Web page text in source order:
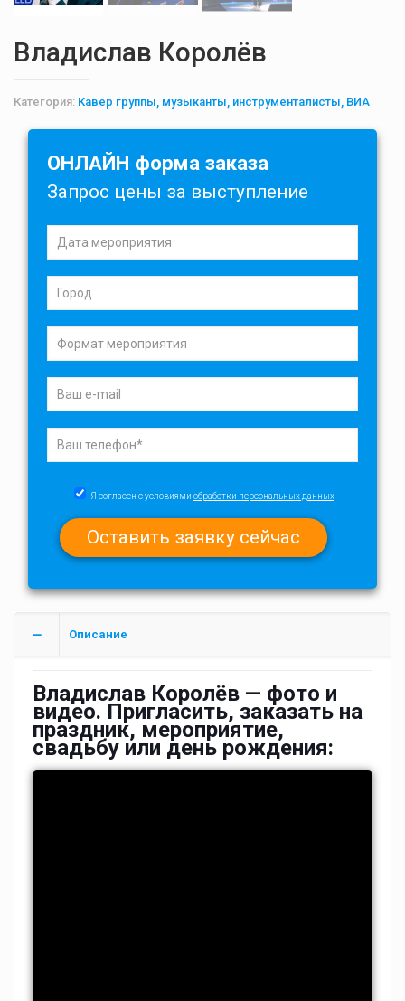
Владислав Королёв
Категория: Кавер группы, музыканты, инструменталисты, ВИА
ОНЛАЙН форма заказа
Запрос цены за выступление
Я согласен с условиями обработки персональных данных
Описание
Владислав Королёв — фото и
видео. Пригласить, заказать на
праздник, мероприятие,
свадьбу или день рождения: